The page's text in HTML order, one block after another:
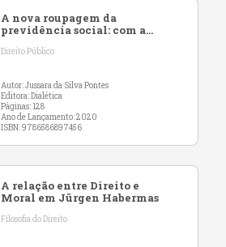
A nova roupagem da
previdência social: com a
Direito Público
Autor: Jussara da Silva Pontes
Editora: Dialética
Páginas: 128
Ano de Lançamento: 2020
ISBN: 9786586897456
A relação entre Direito e
Moral em Jürgen Habermas
Filosofia do Direito